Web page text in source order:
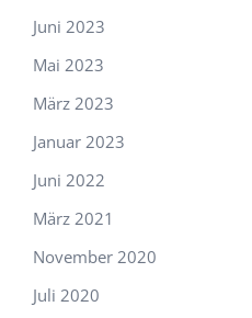
Juni 2023
Mai 2023
März 2023
Januar 2023
Juni 2022
März 2021
November 2020
Juli 2020